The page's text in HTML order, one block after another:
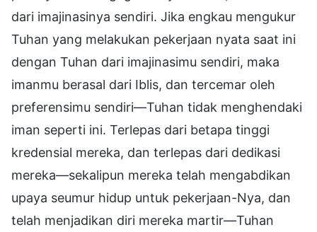
dari imajinasinya sendiri. Jika engkau mengukur
Tuhan yang melakukan pekerjaan nyata saat ini
dengan Tuhan dari imajinasimu sendiri, maka
imanmu berasal dari Iblis, dan tercemar oleh
preferensimu sendiri—Tuhan tidak menghendaki
iman seperti ini. Terlepas dari betapa tinggi
kredensial mereka, dan terlepas dari dedikasi
mereka—sekalipun mereka telah mengabdikan
upaya seumur hidup untuk pekerjaan-Nya, dan
telah menjadikan diri mereka martir—Tuhan